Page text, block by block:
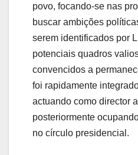
povo, focando-se nas
buscar ambições
serem identificados por
potenciais quadros
convencidos a
foi rapidamente
actuando como director
posteriormente
no círculo presidencial.